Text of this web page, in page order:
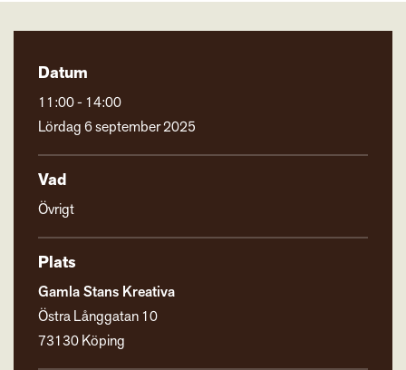
Datum
11:00 - 14:00
Lördag 6 september 2025
Vad
Övrigt
Plats
Gamla Stans Kreativa
Östra Långgatan 10
73130 Köping